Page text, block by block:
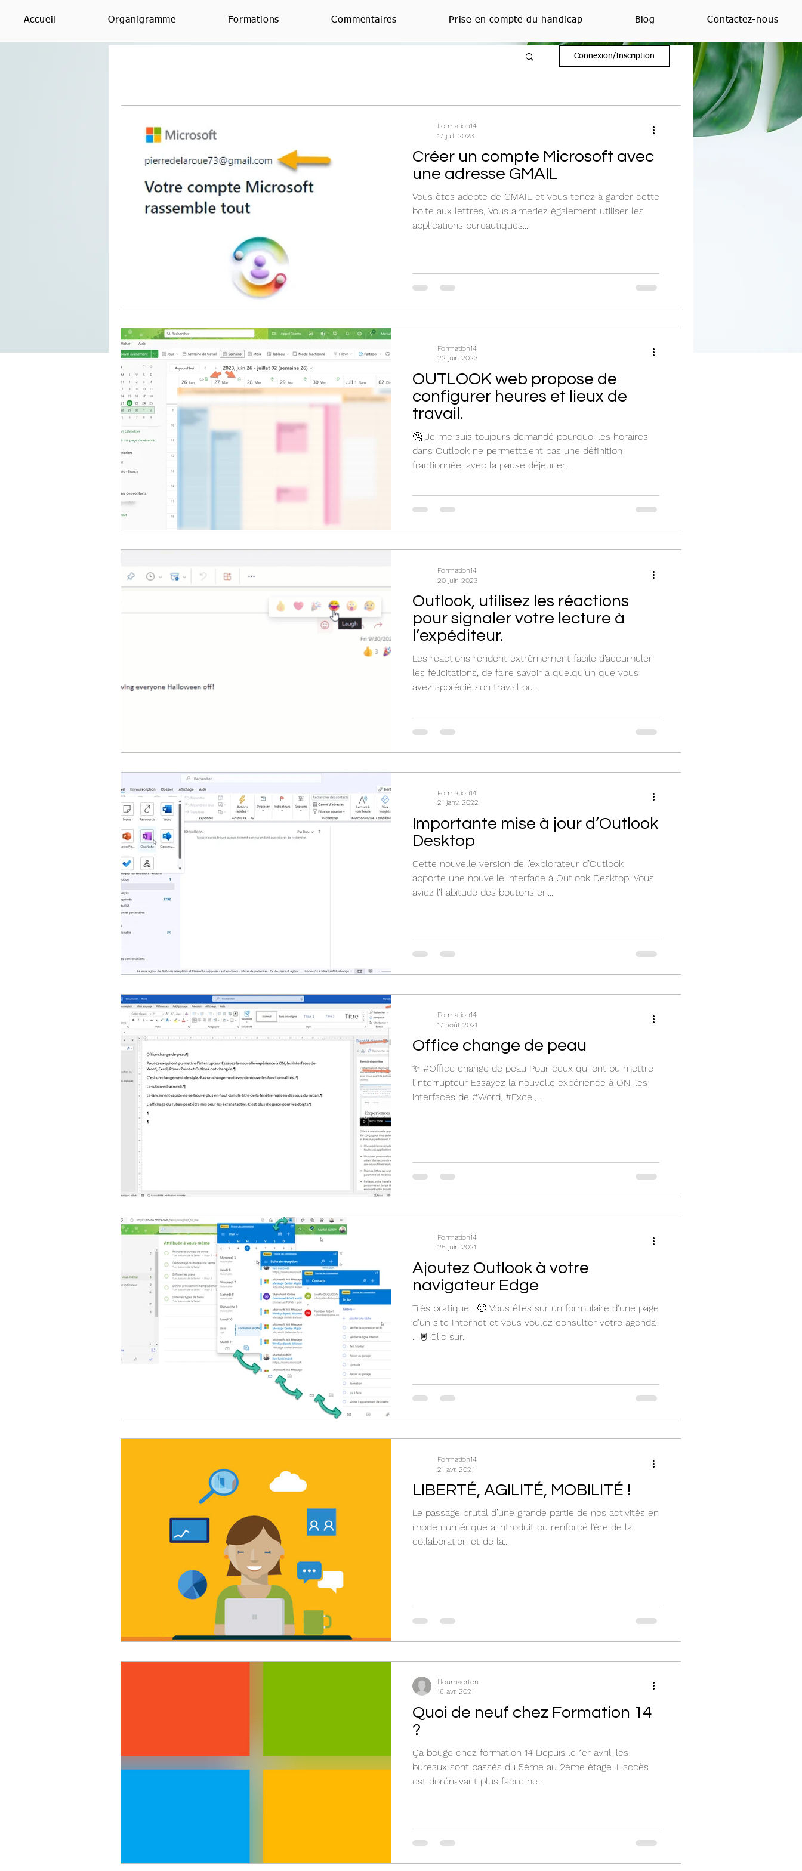
Accueil Organigramme Formations Commentaires Prise en compte du handicap Blog Contactez-nous
Connexion/Inscription
Créer un compte Microsoft avec
une adresse GMAIL
Vous êtes adepte de GMAIL et vous tenez à garder cette
boite aux lettres, Vous aimeriez également utiliser les
applications bureautiques...
Formation14
17 juil. 2023
OUTLOOK web propose de
configurer heures et lieux de
travail.
🤔 Je me suis toujours demandé pourquoi les horaires
dans Outlook ne permettaient pas une définition
fractionnée, avec la pause déjeuner,...
Formation14
22 juin 2023
Outlook, utilisez les réactions
pour signaler votre lecture à
l’expéditeur.
Les réactions rendent extrêmement facile d’accumuler
les félicitations, de faire savoir à quelqu’un que vous
avez apprécié son travail ou...
Formation14
20 juin 2023
Importante mise à jour d’Outlook
Desktop
Cette nouvelle version de l’explorateur d’Outlook
apporte une nouvelle interface à Outlook Desktop. Vous
aviez l’habitude des boutons en...
Formation14
21 janv. 2022
Office change de peau
✨ #Office change de peau Pour ceux qui ont pu mettre
l’interrupteur Essayez la nouvelle expérience à ON, les
interfaces de #Word, #Excel,...
Formation14
17 août 2021
Ajoutez Outlook à votre
navigateur Edge
Très pratique ! 🙂 Vous êtes sur un formulaire d'une page
d'un site Internet et vous voulez consulter votre agenda
... 🖲 Clic sur...
Formation14
25 juin 2021
LIBERTÉ, AGILITÉ, MOBILITÉ !
Le passage brutal d’une grande partie de nos activités en
mode numérique a introduit ou renforcé l’ère de la
collaboration et de la...
Formation14
21 avr. 2021
Quoi de neuf chez Formation 14
?
Ça bouge chez formation 14 Depuis le 1er avril, les
bureaux sont passés du 5ème au 2ème étage. L'accès
est dorénavant plus facile ne...
liloumaerten
16 avr. 2021